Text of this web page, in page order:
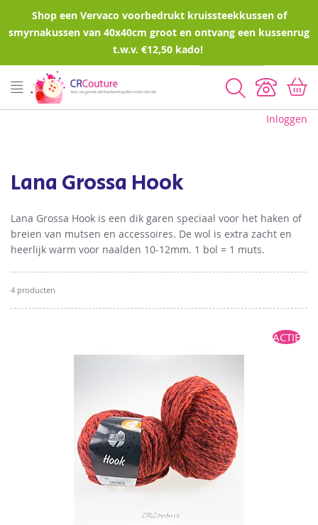
Shop een Vervaco voorbedrukt kruissteekkussen of
smyrnakussen van 40x40cm groot en ontvang een kussenrug
t.w.v. €12,50 kado!
Zoeken
Inloggen
Lana Grossa Hook
Lana Grossa Hook is een dik garen speciaal voor het haken of
breien van mutsen en accessoires. De wol is extra zacht en
heerlijk warm voor naalden 10-12mm. 1 bol = 1 muts.
4 producten
ACTIE